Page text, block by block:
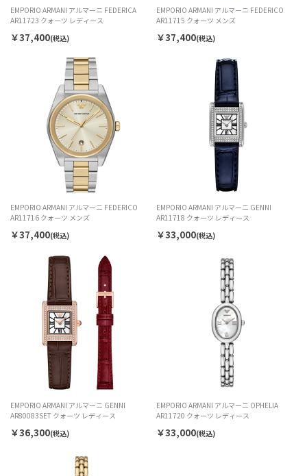
EMPORIO ARMANI アルマーニ FEDERICA
AR11723 クォーツ レディース
￥37,400(税込)
EMPORIO ARMANI アルマーニ FEDERICO
AR11715 クォーツ メンズ
￥37,400(税込)
EMPORIO ARMANI アルマーニ FEDERICO
AR11716 クォーツ メンズ
￥37,400(税込)
EMPORIO ARMANI アルマーニ GENNI
AR11718 クォーツ レディース
￥33,000(税込)
EMPORIO ARMANI アルマーニ GENNI
AR80083SET クォーツ レディース
￥36,300(税込)
EMPORIO ARMANI アルマーニ OPHELIA
AR11720 クォーツ レディース
￥33,000(税込)